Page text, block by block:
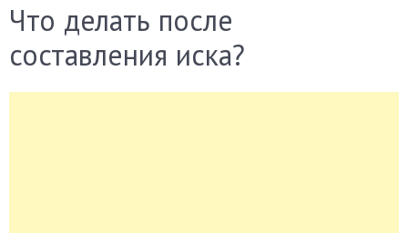
Что делать после
составления иска?